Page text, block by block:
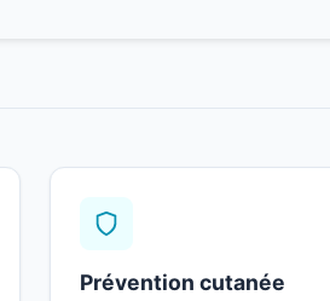
Prévention cutanée